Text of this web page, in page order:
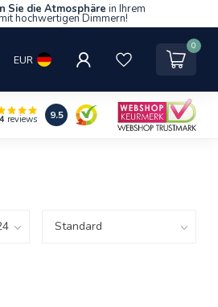
Sie die Atmosphäre in Ihrem
hochwertigen Dimmern!
EUR
0
reviews 9.5